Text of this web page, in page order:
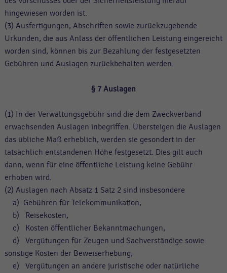
hingewiesen worden ist.
(3) Ausfertigungen, Abschriften sowie zurückzugebende
Urkunden, die aus Anlass der öffentlichen Leistung eingereicht
worden sind, können bis zur Bezahlung der festgesetzten
Gebühren und Auslagen zurückbehalten werden.
§ 7 Auslagen
(1) In der Verwaltungsgebühr sind die dem Zweckverband
erwachsenden Auslagen inbegriffen. Übersteigen die Auslagen
das übliche Maß erheblich, werden sie gesondert in der
tatsächlich entstandenen Höhe festgesetzt. Dies gilt auch
dann, wenn für eine öffentliche Leistung keine Gebühr
erhoben wird.
(2) Auslagen nach Absatz 1 Satz 2 sind insbesondere
a) Gebühren für Telekommunikation,
b) Reisekosten,
c) Kosten öffentlicher Bekanntmachungen,
d) Vergütungen für Zeugen und Sachverständige sowie
sonstige Kosten der Beweiserhebung,
e) Vergütungen an andere juristische oder natürliche